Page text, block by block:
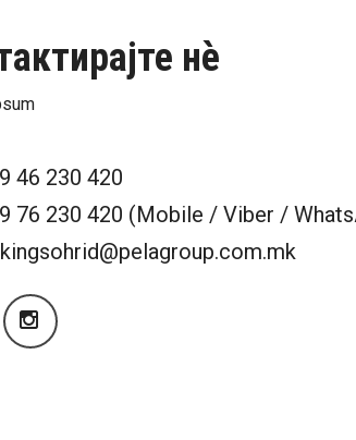
нѐ
46 230 420
76 230 420 (Mobile / Viber /